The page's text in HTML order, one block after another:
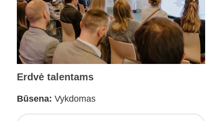
Erdvė talentams
Būsena: Vykdomas